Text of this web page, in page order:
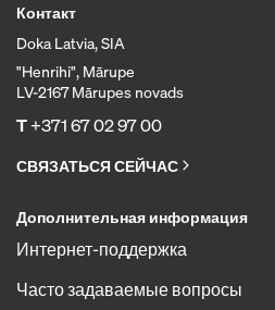
Контакт
Doka Latvia, SIA
"Henrihi", Mārupe
LV-2167 Mārupes novads
T+371 67 02 97 00
СВЯЗАТЬСЯ СЕЙЧАС
Дополнительная информация
Интернет-поддержка
Часто задаваемые вопросы